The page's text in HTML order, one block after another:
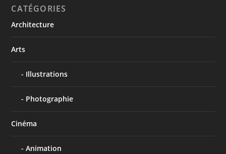
CATÉGORIES
Architecture
Arts
Illustrations
Photographie
Cinéma
Animation